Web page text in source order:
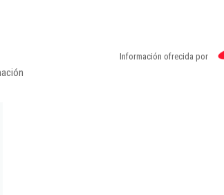
Información ofrecida por